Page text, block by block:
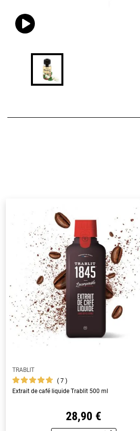
TRABLIT
7
Extrait de café liquide Trablit 500 ml
28,90 €